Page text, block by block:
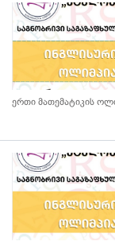
ერთი მათემატიკის